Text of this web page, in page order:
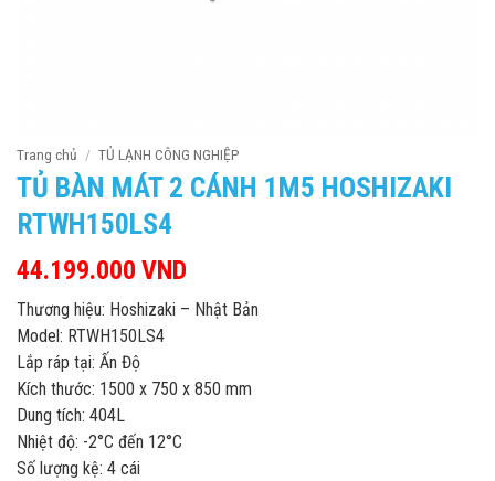
Trang chủ / TỦ LẠNH CÔNG NGHIỆP
TỦ BÀN MÁT 2 CÁNH 1M5 HOSHIZAKI
RTWH150LS4
44.199.000 VND
Thương hiệu: Hoshizaki – Nhật Bản
Model: RTWH150LS4
Lắp ráp tại: Ấn Độ
Kích thước: 1500 x 750 x 850 mm
Dung tích: 404L
Nhiệt độ: -2°C đến 12°C
Số lượng kệ: 4 cái